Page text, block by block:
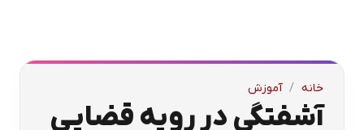
خانه / آموزش
آشفتگی در رویه قضایی